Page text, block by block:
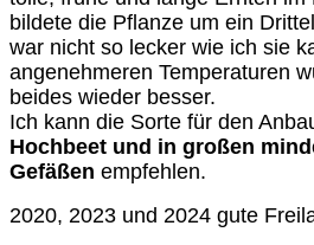
bildete die Pflanze um ein
war nicht so lecker wie ich sie
angenehmeren Temperaturen
beides wieder besser.
Ich kann die Sorte für den
Hochbeet und in großen
Gefäßen empfehlen.
2020, 2023 und 2024 gute